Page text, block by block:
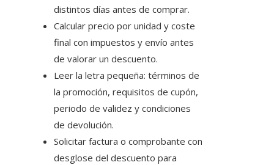
distintos días antes de comprar.
Calcular precio por unidad y coste
final con impuestos y envío antes
de valorar un descuento.
Leer la letra pequeña: términos de
la promoción, requisitos de cupón,
periodo de validez y condiciones
de devolución.
Solicitar factura o comprobante con
desglose del descuento para